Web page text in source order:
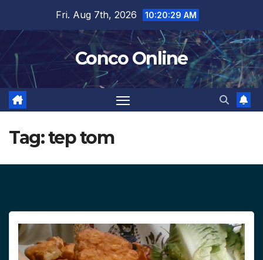
content
Fri. Aug 7th, 2026 10:20:30 AM
Conco Online
Tag:tep tom